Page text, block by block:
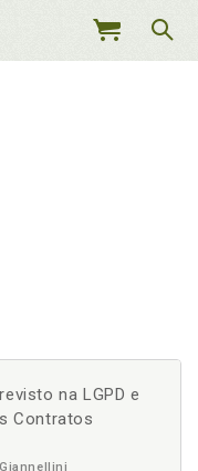
MEU
na LGPD e
Contratos